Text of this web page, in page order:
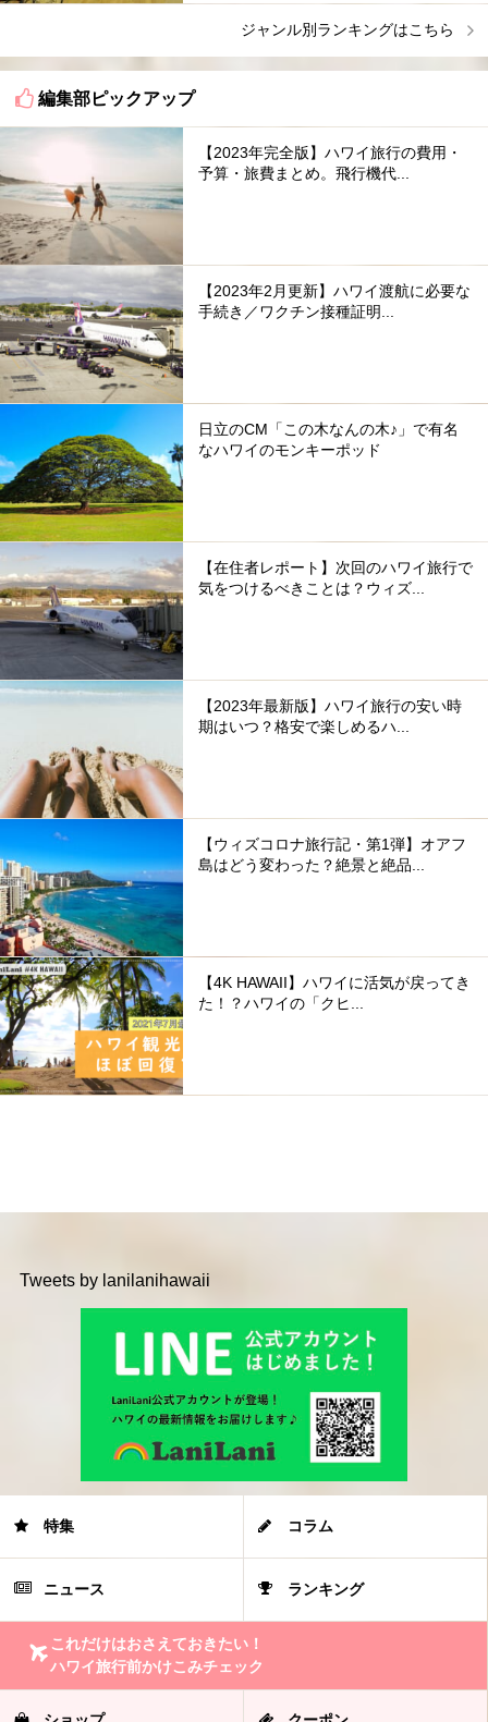
ジャンル別ランキングはこちら
編集部ピックアップ
【2023年完全版】ハワイ旅行の費用・
予算・旅費まとめ。飛行機代...
【2023年2月更新】ハワイ渡航に必要な
手続き／ワクチン接種証明...
日立のCM「この木なんの木♪」で有名
なハワイのモンキーポッド
【在住者レポート】次回のハワイ旅行で
気をつけるべきことは？ウィズ...
【2023年最新版】ハワイ旅行の安い時
期はいつ？格安で楽しめるハ...
【ウィズコロナ旅行記・第1弾】オアフ
島はどう変わった？絶景と絶品...
【4K HAWAII】ハワイに活気が戻ってき
た！？ハワイの「クヒ...
Tweets by lanilanihawaii
特集 コラム
ニュース ランキング
これだけはおさえておきたい！
ハワイ旅行前かけこみチェック